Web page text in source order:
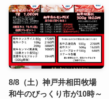
8/8（土）神戸井相田牧場
和牛のびっくり市が10時～